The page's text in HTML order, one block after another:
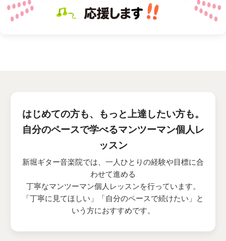
はじめての方も、もっと上達したい方も。
自分のペースで学べるマンツーマン個人レ
ッスン
新堀ギター音楽院では、一人ひとりの経験や目標に合
わせて進める
丁寧なマンツーマン個人レッスンを行っています。
「丁寧に見てほしい」「自分のペースで続けたい」と
いう方におすすめです。